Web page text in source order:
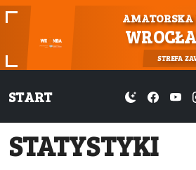
STREFA
START
STATYSTYKI